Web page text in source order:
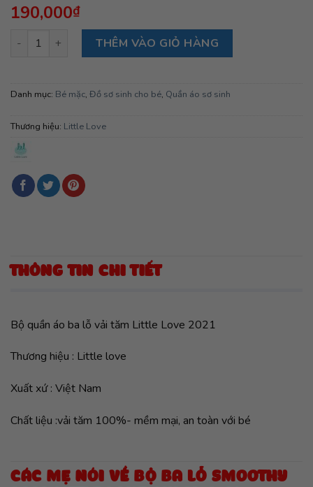
190,000₫
Bộ ba lỗ SmoothY 2023 Little Love ghi 12-18m số lượng
THÊM VÀO GIỎ HÀNG
Danh mục: Bé mặc, Đồ sơ sinh cho bé, Quần áo sơ sinh
Thương hiệu: Little Love
THÔNG TIN CHI TIẾT
Bộ quần áo ba lỗ vải tăm Little Love 2021
Thương hiệu : Little love
Xuất xứ : Việt Nam
Chất liệu :vải tăm 100%- mềm mại, an toàn với bé
CÁC MẸ NÓI VỀ BỘ BA LỖ SMOOTHY